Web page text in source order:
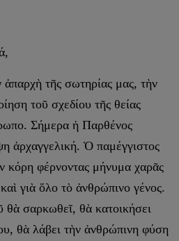
ἀπαρχὴ τῆς σωτηρίας μας, τὴν
τοῦ σχεδίου τῆς θείας
Σήμερα ἡ Παρθένος
ἀρχαγγελική. Ὁ παμέγγιστος
κόρη φέρνοντας μήνυμα χαρᾶς
γιὰ ὅλο τὸ ἀνθρώπινο γένος.
σαρκωθεῖ, θὰ κατοικήσει
θὰ λάβει τὴν ἀνθρώπινη φύση